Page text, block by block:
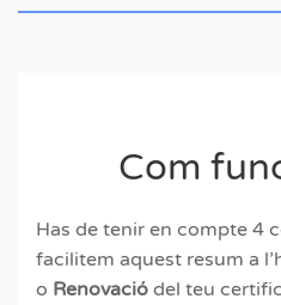
Com
Has de tenir en compte 4
facilitem aquest resum a
o Renovació del teu